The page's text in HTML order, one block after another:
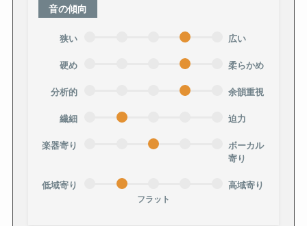
音の傾向
狭い 広い
硬め 柔らかめ
分析的 余韻重視
繊細 迫力
楽器寄り
ボーカル
寄り
低域寄り
フラット
高域寄り